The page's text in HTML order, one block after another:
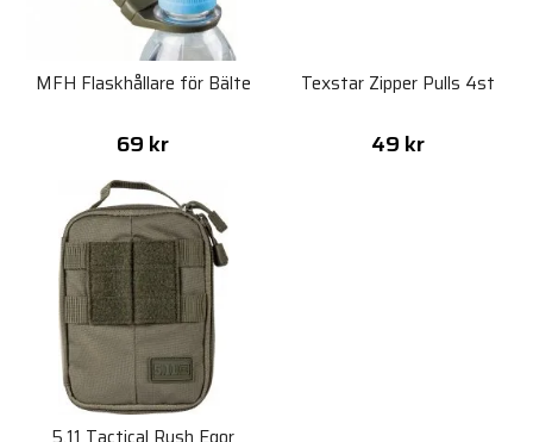
MFH Flaskhållare för Bälte
69 kr
Texstar Zipper Pulls 4st
49 kr